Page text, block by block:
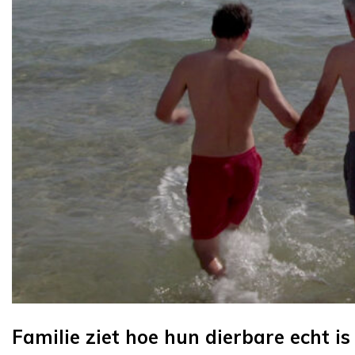
Familie ziet hoe hun dierbare echt is